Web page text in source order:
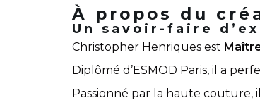
À propos du
Un savoir-faire
Christopher Henriques est
Diplômé d’ESMOD Paris, il a
Passionné par la haute couture,